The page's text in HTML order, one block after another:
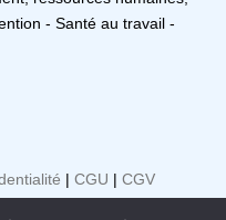
- Santé au travail -
| CGU | CGV